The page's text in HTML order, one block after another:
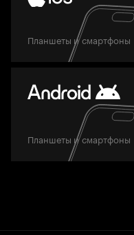
Планшеты и смартфоны
Планшеты и смартфоны